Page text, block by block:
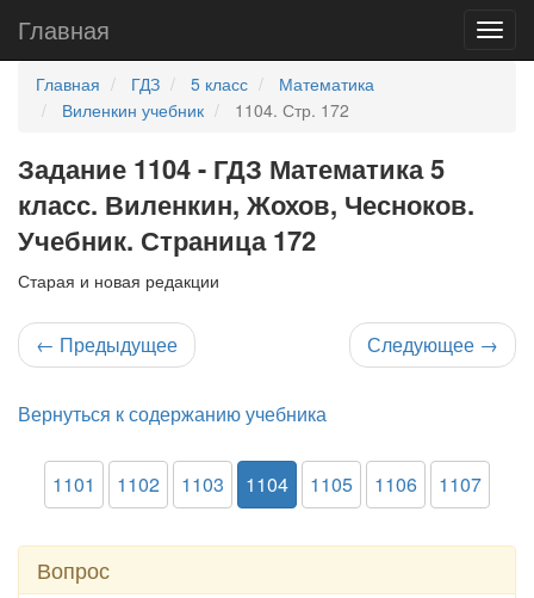
Главная
Главная ГДЗ 5 класс
Математика
Виленкин учебник
1104. Стр. 172
Задание 1104 - ГДЗ Математика 5
класс. Виленкин, Жохов, Чесноков.
Учебник. Страница 172
Старая и новая редакции
← Предыдущее Следующее →
Вернуться к содержанию учебника
1101 1102 1103 1104 1105 1106 1107
Вопрос